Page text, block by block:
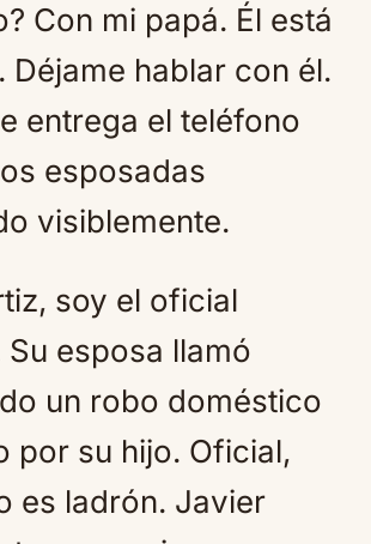
Con mi papá. Él está
Déjame hablar con él.
entrega el teléfono
esposadas
visiblemente.
soy el oficial
Su esposa llamó
un robo doméstico
por su hijo. Oficial,
es ladrón. Javier